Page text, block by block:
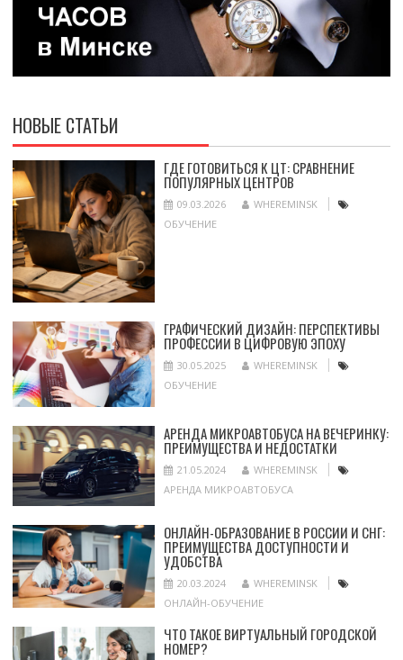
НОВЫЕ СТАТЬИ
ГДЕ ГОТОВИТЬСЯ К ЦТ: СРАВНЕНИЕ
ПОПУЛЯРНЫХ ЦЕНТРОВ
09.03.2026
WHEREMINSK
ОБУЧЕНИЕ
ГРАФИЧЕСКИЙ ДИЗАЙН: ПЕРСПЕКТИВЫ
ПРОФЕССИИ В ЦИФРОВУЮ ЭПОХУ
30.05.2025
WHEREMINSK
ОБУЧЕНИЕ
АРЕНДА МИКРОАВТОБУСА НА ВЕЧЕРИНКУ:
ПРЕИМУЩЕСТВА И НЕДОСТАТКИ
21.05.2024
WHEREMINSK
АРЕНДА МИКРОАВТОБУСА
ОНЛАЙН-ОБРАЗОВАНИЕ В РОССИИ И СНГ:
ПРЕИМУЩЕСТВА ДОСТУПНОСТИ И
УДОБСТВА
20.03.2024
WHEREMINSK
ОНЛАЙН-ОБУЧЕНИЕ
ЧТО ТАКОЕ ВИРТУАЛЬНЫЙ ГОРОДСКОЙ
НОМЕР?